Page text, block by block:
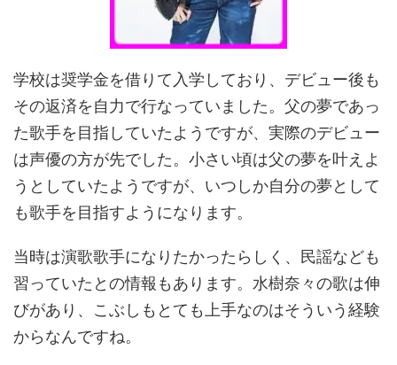
学校は奨学金を借りて入学しており、デビュー後も
その返済を自力で行なっていました。父の夢であっ
た歌手を目指していたようですが、実際のデビュー
は声優の方が先でした。小さい頃は父の夢を叶えよ
うとしていたようですが、いつしか自分の夢として
も歌手を目指すようになります。
当時は演歌歌手になりたかったらしく、民謡なども
習っていたとの情報もあります。水樹奈々の歌は伸
びがあり、こぶしもとても上手なのはそういう経験
からなんですね。